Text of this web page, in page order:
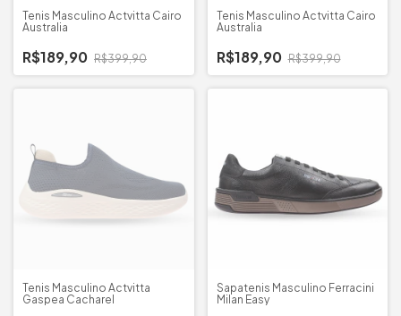
Tenis Masculino Actvitta Cairo
Australia
R$189,90 R$399,90
Tenis Masculino Actvitta Cairo
Australia
R$189,90 R$399,90
Tenis Masculino Actvitta
Gaspea Cacharel
Sapatenis Masculino Ferracini
Milan Easy